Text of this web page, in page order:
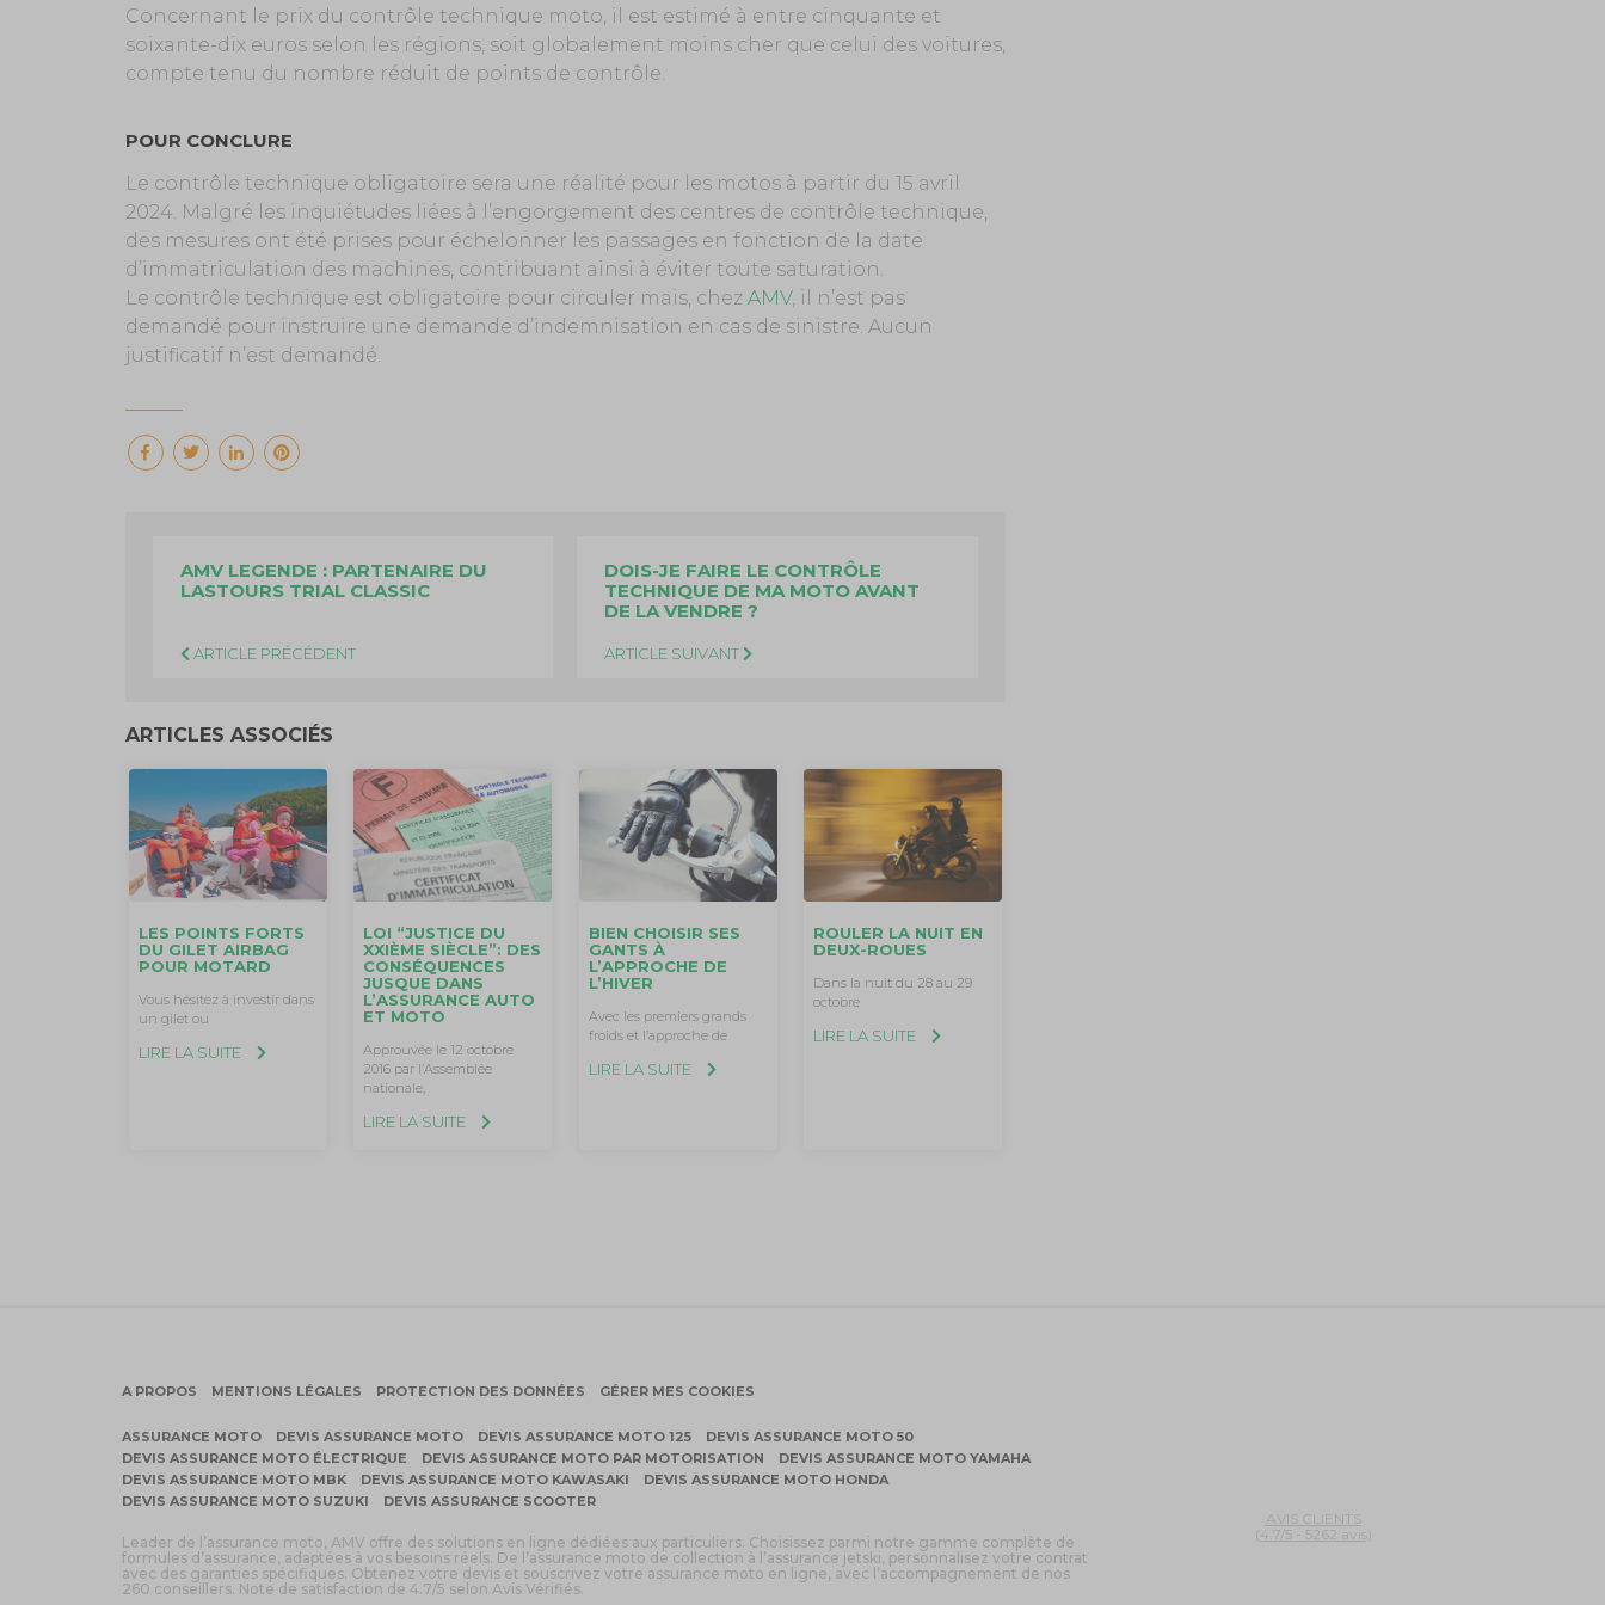
Concernant le prix du contrôle technique moto, il est estimé à entre cinquante et
soixante-dix euros selon les régions, soit globalement moins cher que celui des voitures,
compte tenu du nombre réduit de points de contrôle.
POUR CONCLURE
Le contrôle technique obligatoire sera une réalité pour les motos à partir du 15 avril
2024. Malgré les inquiétudes liées à l’engorgement des centres de contrôle technique,
des mesures ont été prises pour échelonner les passages en fonction de la date
d’immatriculation des machines, contribuant ainsi à éviter toute saturation.
Le contrôle technique est obligatoire pour circuler mais, chez AMV, il n’est pas
demandé pour instruire une demande d’indemnisation en cas de sinistre. Aucun
justificatif n’est demandé.
AMV LEGENDE : PARTENAIRE DU
LASTOURS TRIAL CLASSIC
ARTICLE PRÉCÉDENT
DOIS-JE FAIRE LE CONTRÔLE
TECHNIQUE DE MA MOTO AVANT
DE LA VENDRE ?
ARTICLE SUIVANT
ARTICLES ASSOCIÉS
LES POINTS FORTS
DU GILET AIRBAG
POUR MOTARD
Vous hésitez à investir dans
un gilet ou
LIRE LA SUITE
LOI “JUSTICE DU
XXIÈME SIÈCLE”: DES
CONSÉQUENCES
JUSQUE DANS
L’ASSURANCE AUTO
ET MOTO
Approuvée le 12 octobre
2016 par l’Assemblée
nationale,
LIRE LA SUITE
BIEN CHOISIR SES
GANTS À
L’APPROCHE DE
L’HIVER
Avec les premiers grands
froids et l’approche de
LIRE LA SUITE
ROULER LA NUIT EN
DEUX-ROUES
Dans la nuit du 28 au 29
octobre
LIRE LA SUITE
A PROPOS MENTIONS LÉGALES PROTECTION DES DONNÉES GÉRER MES COOKIES
ASSURANCE MOTO DEVIS ASSURANCE MOTO DEVIS ASSURANCE MOTO 125
DEVIS ASSURANCE MOTO 50
DEVIS ASSURANCE MOTO ÉLECTRIQUE
DEVIS ASSURANCE MOTO PAR MOTORISATION
DEVIS ASSURANCE MOTO YAMAHA
DEVIS ASSURANCE MOTO MBK
DEVIS ASSURANCE MOTO KAWASAKI
DEVIS ASSURANCE MOTO HONDA
DEVIS ASSURANCE MOTO SUZUKI
DEVIS ASSURANCE SCOOTER
Leader de l’assurance moto, AMV offre des solutions en ligne dédiées aux particuliers. Choisissez parmi notre gamme complète de
formules d’assurance, adaptées à vos besoins réels. De l’assurance moto de collection à l’assurance jetski, personnalisez votre contrat
avec des garanties spécifiques. Obtenez votre devis et souscrivez votre assurance moto en ligne, avec l’accompagnement de nos
260 conseillers. Note de satisfaction de 4.7/5 selon Avis Vérifiés.
AVIS CLIENTS
(4.7/5 - 5262 avis)